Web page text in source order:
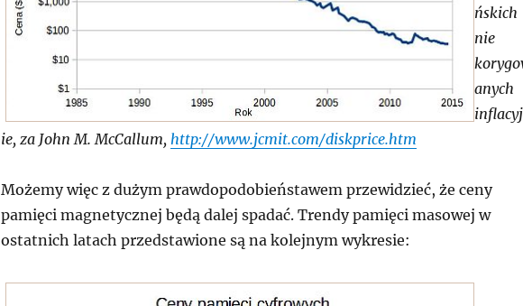
ńskich
nie
anych
ie, za John M. McCallum, http://www.jcmit.com/diskprice.htm
Możemy więc z dużym prawdopodobieństawem przewidzieć, że ceny
pamięci magnetycznej będą dalej spadać. Trendy pamięci masowej w
ostatnich latach przedstawione są na kolejnym wykresie: